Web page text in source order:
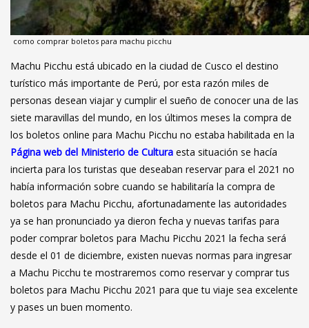
como comprar boletos para machu picchu
Machu Picchu está ubicado en la ciudad de Cusco el destino
turístico más importante de Perú, por esta razón miles de
personas desean viajar y cumplir el sueño de conocer una de las
siete maravillas del mundo, en los últimos meses la compra de
los boletos online para Machu Picchu no estaba habilitada en la
Página web del Ministerio de Cultura esta situación se hacía
incierta para los turistas que deseaban reservar para el 2021 no
había información sobre cuando se habilitaría la compra de
boletos para Machu Picchu, afortunadamente las autoridades
ya se han pronunciado ya dieron fecha y nuevas tarifas para
poder comprar boletos para Machu Picchu 2021 la fecha será
desde el 01 de diciembre, existen nuevas normas para ingresar
a Machu Picchu te mostraremos como reservar y comprar tus
boletos para Machu Picchu 2021 para que tu viaje sea excelente
y pases un buen momento.